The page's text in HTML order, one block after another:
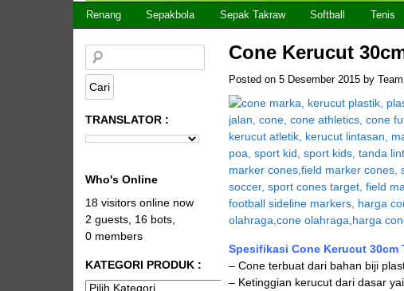
CV JAYA BERSAMA Co Id
Menyediakan Semua Perlengkapan Olahraga Yang
Page 2
Renang Sepakbola Sepak Takraw Softball Tenis
Cone Kerucut
Posted on 5 Desember 2015 by
Spesifikasi Cone Kerucut 30cm
– Cone terbuat dari bahan biji
– Ketinggian kerucut dari dasar
TRANSLATOR :
Who's Online
18 visitors online now
2 guests, 16 bots,
0 members
KATEGORI PRODUK :